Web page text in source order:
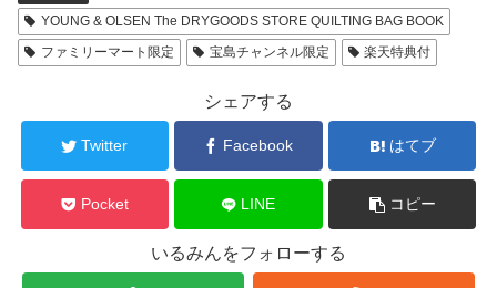
YOUNG & OLSEN The DRYGOODS STORE QUILTING BAG BOOK
ファミリーマート限定
宝島チャンネル限定 楽天特典付
シェアする
Twitter Facebook はてブ
Pocket LINE コピー
いるみんをフォローする